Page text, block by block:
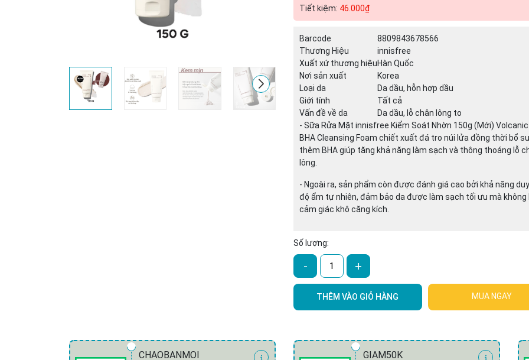
Tiết kiệm: 46.000₫
Barcode
8809843678566
Thương Hiệu
innisfree
Xuất xứ thương hiệuHàn Quốc
Nơi sản xuất
Korea
Loại da
Da dầu, hỗn hợp dầu
Giới tính
Tất cả
Vấn đề về da
Da dầu, lỗ chân lông to
- Sữa Rửa Mặt innisfree Kiểm Soát Nhờn 150g (Mới)
BHA Cleansing Foam chiết xuất đá tro núi lửa đồng thời bổ
thêm BHA giúp tăng khả năng làm sạch và thông thoáng lỗ
lông.
- Ngoài ra, sản phẩm còn được đánh giá cao bởi khả năng
độ ẩm tự nhiên, đảm bảo da được làm sạch tối ưu mà không
cảm giác khô căng kích.
Số lượng:
- +
THÊM VÀO GIỎ HÀNG MUA NGAY
CHAOBANMOI GIAM50K
Mã giảm giá:
Ngày hết hạn:
Điều kiện: